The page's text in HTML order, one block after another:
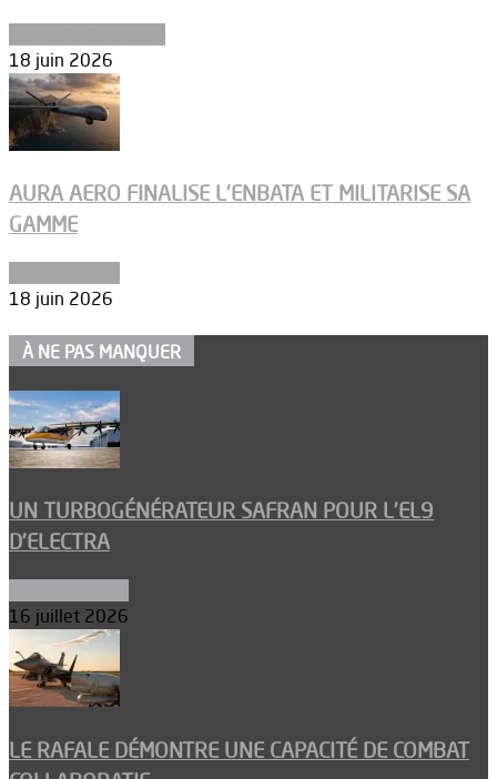
18 juin 2026
AURA AERO FINALISE L’ENBATA ET MILITARISE SA
GAMME
18 juin 2026
À NE PAS MANQUER
UN TURBOGÉNÉRATEUR SAFRAN POUR L’EL9
D’ELECTRA
16 juillet 2026
LE RAFALE DÉMONTRE UNE CAPACITÉ DE COMBAT